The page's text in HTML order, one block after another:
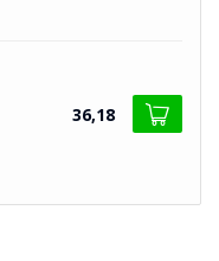
36,18